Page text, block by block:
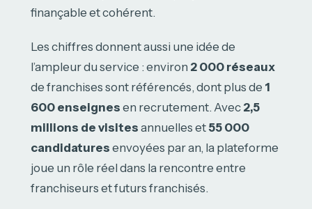
finançable et cohérent.
Les chiffres donnent aussi une idée de
l’ampleur du service : environ 2 000 réseaux
de franchises sont référencés, dont plus de 1
600 enseignes en recrutement. Avec 2,5
millions de visites annuelles et 55 000
candidatures envoyées par an, la plateforme
joue un rôle réel dans la rencontre entre
franchiseurs et futurs franchisés.